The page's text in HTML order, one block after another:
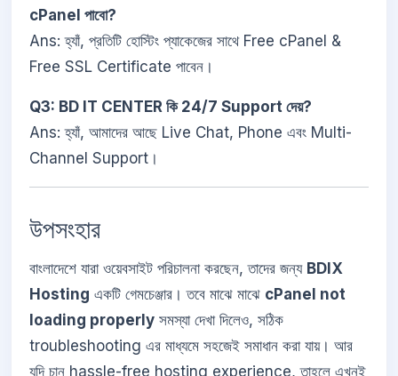
cPanel পাবো?
Ans: হ্যাঁ, প্রতিটি হোস্টিং প্যাকেজের সাথে Free cPanel &
Free SSL Certificate পাবেন।
Q3: BD IT CENTER কি 24/7 Support দেয়?
Ans: হ্যাঁ, আমাদের আছে Live Chat, Phone এবং Multi-
Channel Support।
উপসংহার
বাংলাদেশে যারা ওয়েবসাইট পরিচালনা করছেন, তাদের জন্য BDIX
Hosting একটি গেমচেঞ্জার। তবে মাঝে মাঝে cPanel not
loading properly সমস্যা দেখা দিলেও, সঠিক
troubleshooting এর মাধ্যমে সহজেই সমাধান করা যায়। আর
যদি চান hassle-free hosting experience, তাহলে এখনই